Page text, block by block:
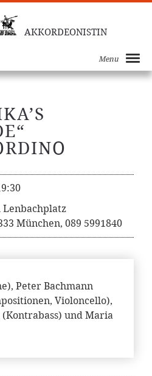
AKKORDEONISTIN
Menu
Lenbachplatz
München, 089 5991840
Peter Bachmann
Violoncello),
und Maria